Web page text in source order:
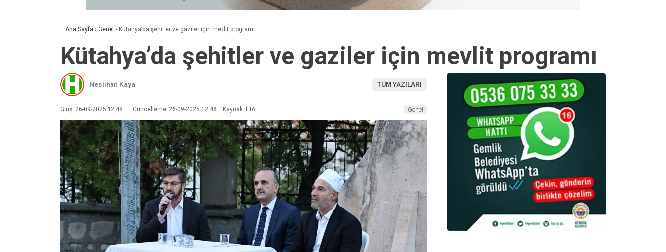
Ana Sayfa › Genel › Kütahya’da şehitler ve gaziler için mevlit programı
Kütahya’da şehitler ve gaziler için mevlit programı
Neslihan Kaya TÜM YAZILARI
Giriş: 26-09-2025 12:48 Güncelleme: 26-09-2025 12:48 Kaynak: İHA Genel